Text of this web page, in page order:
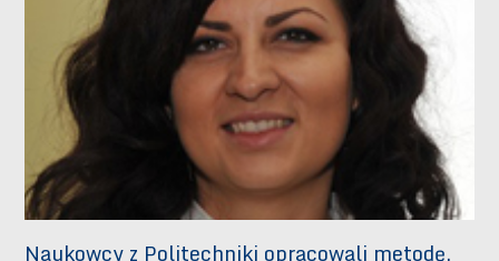
Naukowcy z Politechniki opracowali metodę,